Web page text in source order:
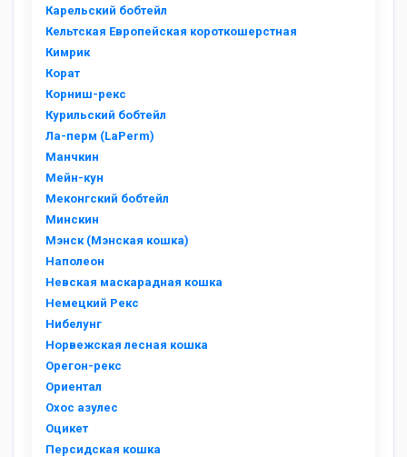
Карельский бобтейл
Кельтская Европейская короткошерстная
Кимрик
Корат
Корниш-рекс
Курильский бобтейл
Ла-перм (LaPerm)
Манчкин
Мейн-кун
Меконгский бобтейл
Минскин
Мэнск (Мэнская кошка)
Наполеон
Невская маскарадная кошка
Немецкий Рекс
Нибелунг
Норвежская лесная кошка
Орегон-рекс
Ориентал
Охос азулес
Оцикет
Персидская кошка